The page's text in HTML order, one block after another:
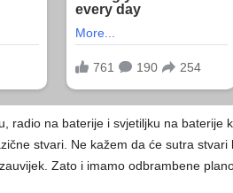
radio na baterije i svjetiljku na baterije
stvari. Ne kažem da će sutra
Zato i imamo odbrambene